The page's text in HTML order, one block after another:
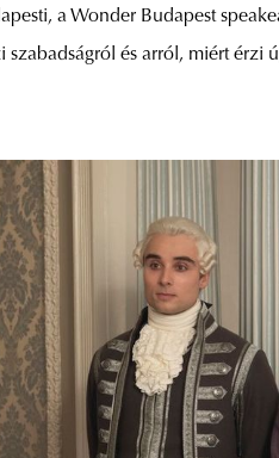
a Wonder Budapest
és arról, miért